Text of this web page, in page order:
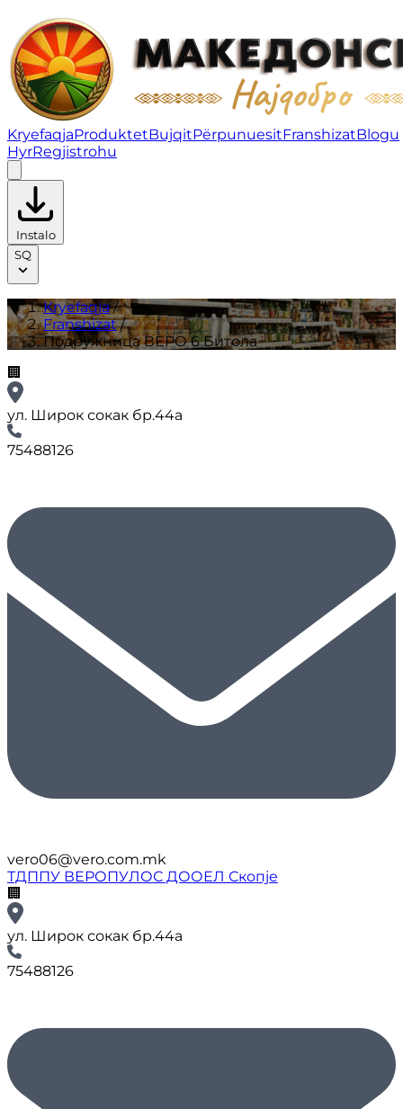
Подружница ВЕРО 6 Битола | Franshizat
KryefaqjaProduktetBujqitPërpunuesitFranshizatBlogu
HyrRegjistrohu
Instalo
SQ
Kryefaqja/
Franshizat/
Подружница ВЕРО 6 Битола
🏢
ул. Широк сокак бр.44а
75488126
vero06@vero.com.mk
ТДППУ ВЕРОПУЛОС ДООЕЛ Скопје
🏢
ул. Широк сокак бр.44а
75488126